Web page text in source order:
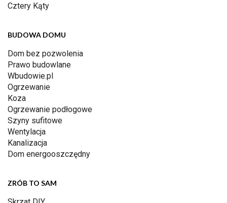
Cztery Kąty
BUDOWA DOMU
Dom bez pozwolenia
Prawo budowlane
Wbudowie.pl
Ogrzewanie
Koza
Ogrzewanie podłogowe
Szyny sufitowe
Wentylacja
Kanalizacja
Dom energooszczędny
ZRÓB TO SAM